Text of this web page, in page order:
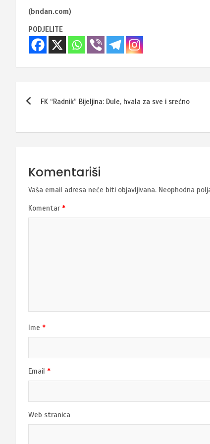
(bndan.com)
PODJELITE
Navigacija
članaka
FK “Radnik” Bijeljina: Dule, hvala za sve i srećno
Komentariši
Vaša email adresa neće biti objavljivana. Neophodna
Komentar *
Ime *
Email *
Web stranica